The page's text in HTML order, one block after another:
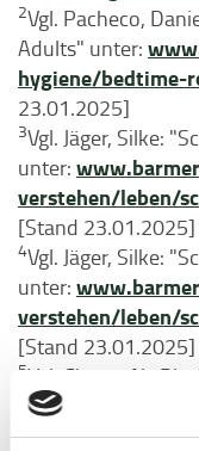
2Vgl. Pacheco,
Adults" unter:
hygiene/
23.01.2025]
3Vgl. Jäger, Silke:
unter:
verstehen/leben/
[Stand 23.01.2025]
4Vgl. Jäger, Silke:
unter:
verstehen/leben/
[Stand 23.01.2025]
5Vgl. Chung, N.;
(2020): "Does the
Influence the Sleep